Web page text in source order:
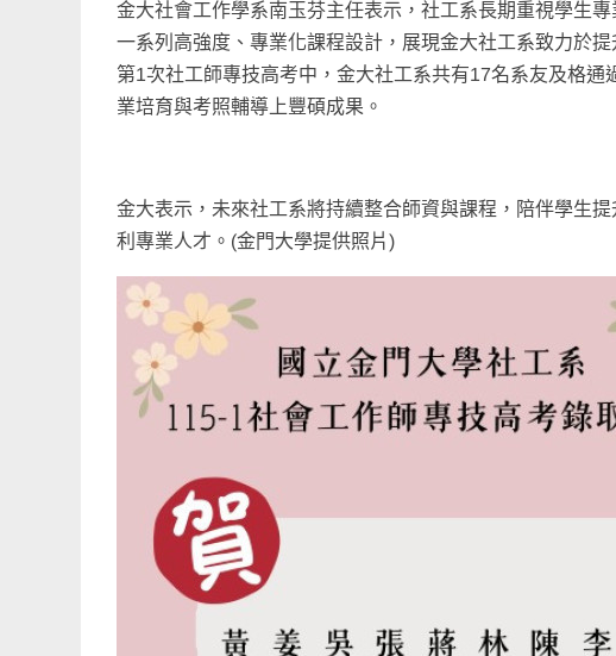
金大社會工作學系南玉芬主任表示，社工系長期重視學生
一系列高強度、專業化課程設計，展現金大社工系致力於
第1次社工師專技高考中，金大社工系共有17名系友及格
業培育與考照輔導上豐碩成果。
金大表示，未來社工系將持續整合師資與課程，陪伴學生
利專業人才。(金門大學提供照片)